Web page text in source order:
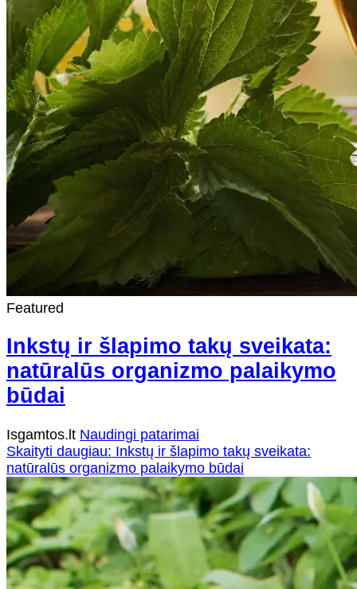
Featured
Inkstų ir šlapimo takų sveikata:
natūralūs organizmo palaikymo
būdai
Isgamtos.lt Naudingi patarimai
Skaityti daugiau: Inkstų ir šlapimo takų sveikata:
natūralūs organizmo palaikymo būdai